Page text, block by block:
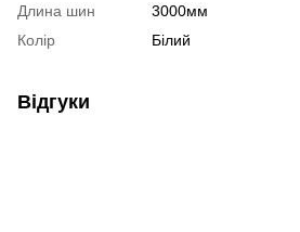
Длина шин
3000мм
Колір
Білий
Відгуки